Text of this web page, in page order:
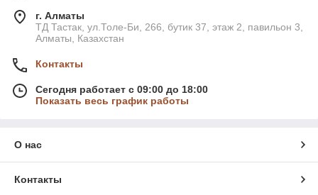
г. Алматы
ТД Тастак, ул.Толе-Би, 266, бутик 37, этаж 2, павильон 3,
Алматы, Казахстан
Контакты
Сегодня работает с 09:00 до 18:00
Показать весь график работы
О нас
Контакты